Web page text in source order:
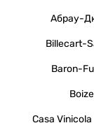
Абрау-
Billecart-
Baron-
Casa